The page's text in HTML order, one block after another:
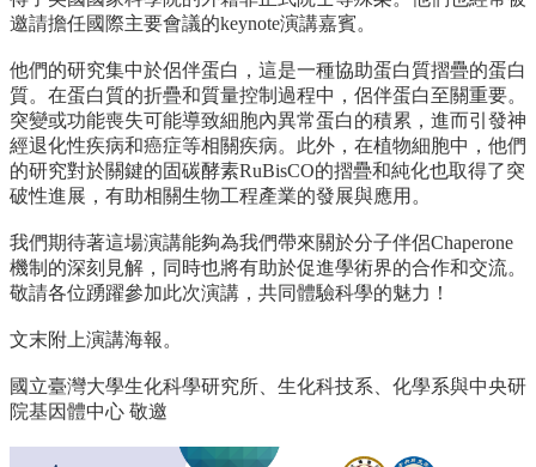
系
友
會
動
態
常
用
資
源
下
中
心
捐
款
邀請擔任國際主要會議的keynote演講嘉賓。
他們的研究集中於侶伴蛋白，這是一種協助蛋白質摺疊的蛋白
質。 在蛋白質的折疊和質量控制過程中，侶伴蛋白至關重要。
突變或功能喪失可能導致細胞內異常蛋白的積累， 進而引發神
經退化性疾病和癌症等相關疾病。此外，在植物細胞中， 他們
的研究對於關鍵的固碳酵素RuBisCO的摺疊和純化也取得了突
破性進展，有助相關生物工程產業的發展與應用。
我們期待著這場演講能夠為我們帶來關於分子伴侶Chaperone
機制的深刻見解，同時也將有助於促進學術界的合作和交流。
敬請各位踴躍參加此次演講，共同體驗科學的魅力！
文末附上演講海報。
國立臺灣大學生化科學研究所、生化科技系、 化學系與中央研
院基因體中心 敬邀